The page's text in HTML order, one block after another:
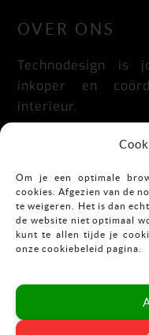
Om je een optimale
cookies. Afgezien van de
te weigeren. Het is dan
de website niet optimaal
kunt te allen tijde je
onze cookiebeleid pagina.
OVER ONS
Technodesign is
inkoper en
interieur.
Praktisch,
CONTACT
Mekkelholtsweg 7
E: